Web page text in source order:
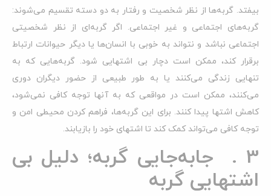
بیفتد. گربه‌ها از نظر شخصیت و رفتار به دو دسته تقسیم می‌شوند:
گربه‌های اجتماعی و غیر اجتماعی. اگر گربه‌ای از نظر شخصیتی
اجتماعی نباشد و نتواند به خوبی با انسان‌ها یا دیگر حیوانات ارتباط
برقرار کند، ممکن است دچار بی اشتهایی شود. گربه‌هایی که به
تنهایی زندگی می‌کنند یا به طور طبیعی از حضور دیگران دوری
می‌کنند، ممکن است در مواقعی که به آنها توجه کافی نمی‌شود،
کاهش اشتها پیدا کنند. برای این گربه‌ها، فراهم کردن محیطی امن و
توجه کافی می‌تواند کمک کند تا اشتهای خود را بازیابند.
3 . جابه‌جایی گربه؛ دلیل بی
اشتهایی گربه